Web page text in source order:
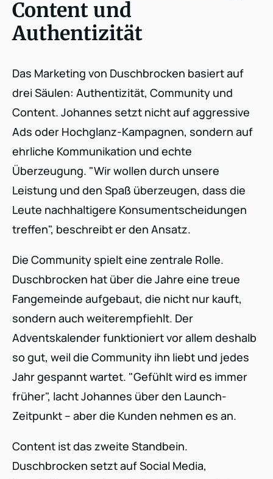
Content und
Authentizität
Das Marketing von Duschbrocken basiert auf
drei Säulen: Authentizität, Community und
Content. Johannes setzt nicht auf aggressive
Ads oder Hochglanz-Kampagnen, sondern auf
ehrliche Kommunikation und echte
Überzeugung. "Wir wollen durch unsere
Leistung und den Spaß überzeugen, dass die
Leute nachhaltigere Konsumentscheidungen
treffen", beschreibt er den Ansatz.
Die Community spielt eine zentrale Rolle.
Duschbrocken hat über die Jahre eine treue
Fangemeinde aufgebaut, die nicht nur kauft,
sondern auch weiterempfiehlt. Der
Adventskalender funktioniert vor allem deshalb
so gut, weil die Community ihn liebt und jedes
Jahr gespannt wartet. "Gefühlt wird es immer
früher", lacht Johannes über den Launch-
Zeitpunkt – aber die Kunden nehmen es an.
Content ist das zweite Standbein.
Duschbrocken setzt auf Social Media,